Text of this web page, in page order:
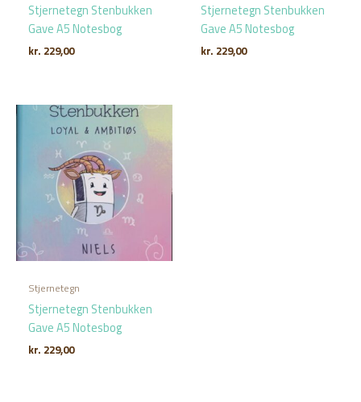
Stjernetegn Stenbukken
Gave A5 Notesbog
kr. 229,00
Stjernetegn Stenbukken
Gave A5 Notesbog
kr. 229,00
Stjernetegn
Stjernetegn Stenbukken
Gave A5 Notesbog
kr. 229,00